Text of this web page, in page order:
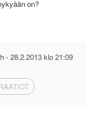
on?
-28.2.2013 klo 21:09